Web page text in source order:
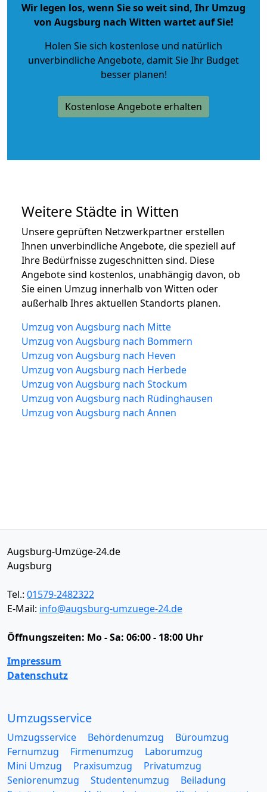
Wir legen los, wenn Sie so weit sind, Ihr Umzug
von Augsburg nach Witten wartet auf Sie!
Holen Sie sich kostenlose und natürlich
unverbindliche Angebote, damit Sie Ihr Budget
besser planen!
Kostenlose Angebote erhalten
Weitere Städte in Witten
Unsere geprüften Netzwerkpartner erstellen
Ihnen unverbindliche Angebote, die speziell auf
Ihre Bedürfnisse zugeschnitten sind. Diese
Angebote sind kostenlos, unabhängig davon, ob
Sie einen Umzug innerhalb von Witten oder
außerhalb Ihres aktuellen Standorts planen.
Umzug von Augsburg nach Mitte
Umzug von Augsburg nach Bommern
Umzug von Augsburg nach Heven
Umzug von Augsburg nach Herbede
Umzug von Augsburg nach Stockum
Umzug von Augsburg nach Rüdinghausen
Umzug von Augsburg nach Annen
Augsburg-Umzüge-24.de
Augsburg
Tel.: 01579-2482322
E-Mail: info@augsburg-umzuege-24.de
Öffnungszeiten: Mo - Sa: 06:00 - 18:00 Uhr
Impressum
Datenschutz
Umzugsservice
Umzugsservice Behördenumzug
Büroumzug
Fernumzug
Firmenumzug
Laborumzug
Mini Umzug
Praxisumzug
Privatumzug
Seniorenumzug
Studentenumzug
Beiladung